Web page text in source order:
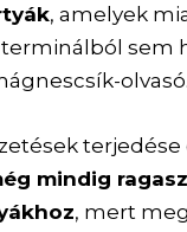
, amelyek
sem
olvasó.
terjedése
mindig
, mert